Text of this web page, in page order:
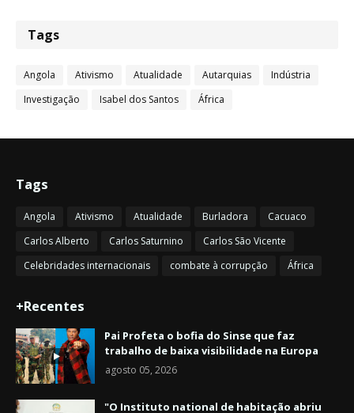
Tags
Angola Ativismo Atualidade Autarquias
Indústria
Investigação
Isabel dos Santos África
Tags
Angola Ativismo Atualidade Burladora
Cacuaco
Carlos Alberto
Carlos Saturnino
Carlos São Vicente
Celebridades internacionais
combate à corrupção África
+Recentes
Pai Profeta o bofia do Sinse que faz
trabalho de baixa visibilidade na Europa
agosto 05, 2026
"O Instituto national de habitação abriu